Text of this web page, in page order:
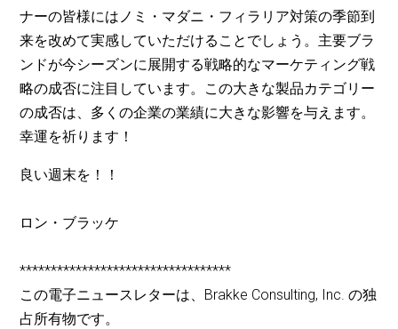
ナーの皆様にはノミ・マダニ・フィラリア対策の季節到
来を改めて実感していただけることでしょう。主要ブラ
ンドが今シーズンに展開する戦略的なマーケティング戦
略の成否に注目しています。この大きな製品カテゴリー
の成否は、多くの企業の業績に大きな影響を与えます。
幸運を祈ります！
良い週末を！！
ロン・ブラッケ
**********************************
この電子ニュースレターは、Brakke Consulting, Inc. の独
占所有物です。